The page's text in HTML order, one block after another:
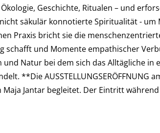
Geschichte, Ritualen – und
säkulär konnotierte Spiritualität -
Praxis bricht sie die
schafft und Momente empathischer
und Natur bei dem sich das Alltägliche in
**Die AUSSTELLUNGSERÖFFNUNG
Maja Jantar begleitet. Der Eintritt